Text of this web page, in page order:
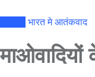
भारत मे आतंकवाद